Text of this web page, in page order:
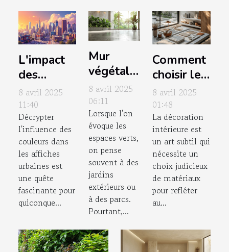
L'impact
des
couleurs
dans les
posters de
villes pour
l'ambiance
d'une
pièce
8 avril 2025
11:40
Décrypter
l'influence des
couleurs dans
les affiches
urbaines est
une quête
fascinante pour
quiconque...
Mur
végétal
intérieur
créer une
oasis de
verdure
chez soi
8 avril 2025
06:11
Lorsque l'on
évoque les
espaces verts,
on pense
souvent à des
jardins
extérieurs ou
à des parcs.
Pourtant,...
Comment
choisir les
meilleurs
matériaux
pour votre
décoration
intérieure
8 avril 2025
01:48
La décoration
intérieure est
un art subtil qui
nécessite un
choix judicieux
de matériaux
pour refléter
au...